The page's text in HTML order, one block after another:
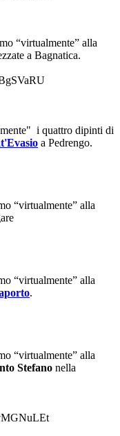
“virtualmente” alla
a Bagnatica.
i quattro dipinti di
a Pedrengo.
“virtualmente” alla
“virtualmente” alla
.
“virtualmente” alla
Stefano nella